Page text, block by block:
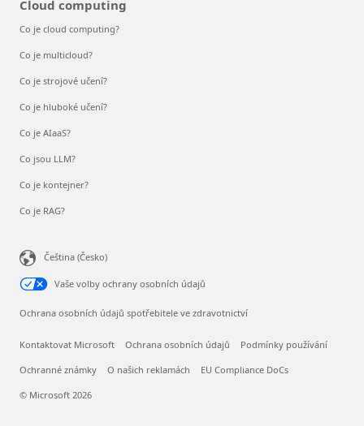
Cloud computing
Co je cloud computing?
Co je multicloud?
Co je strojové učení?
Co je hluboké učení?
Co je AIaaS?
Co jsou LLM?
Co je kontejner?
Co je RAG?
Čeština (Česko)
Vaše volby ochrany osobních údajů
Ochrana osobních údajů spotřebitele ve zdravotnictví
Kontaktovat Microsoft Ochrana osobních údajů Podmínky používání
Ochranné známky O našich reklamách EU Compliance DoCs
© Microsoft 2026